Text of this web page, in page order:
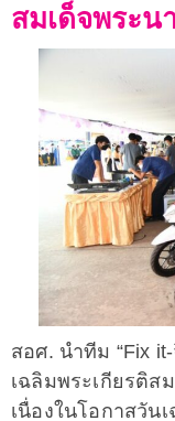
สมเด็จพระน
สอศ. นำทีม “Fix
เฉลิมพระเกียรติส
เนื่องในโอกาสวัน